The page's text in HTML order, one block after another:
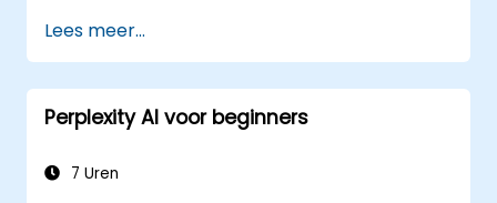
Perplexity AI te gebruiken voor het
beoordelen van leerlingen en het geven
van feedback.
De mogelijkheden van kunstmatige
verkennen.
Lees meer...
Perplexity AI voor beginners
7 Uren